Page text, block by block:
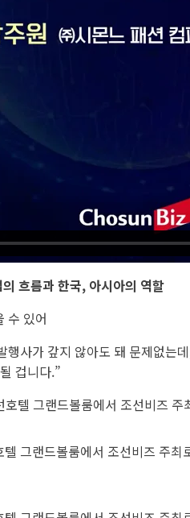
흐름과 한국, 아시아의 역할
수 있어
사가 갚지 않아도 돼 문제없
겁니다.”
그랜드볼룸에서 조선비즈 주최